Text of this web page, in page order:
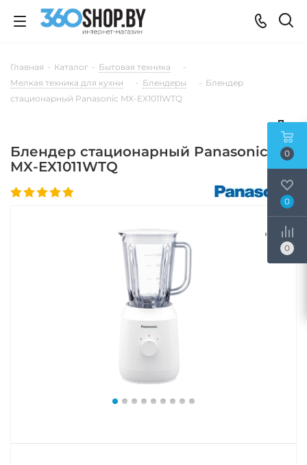
Главная - Каталог - Бытовая техника
-
Мелкая техника для кухни
- Блендеры - Блендер
стационарный Panasonic MX-EX1011WTQ
Блендер стационарный Panasonic
MX-EX1011WTQ
0
0
0